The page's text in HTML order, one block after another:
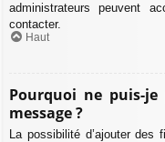
administrateurs peuvent
contacter.
Haut
Pourquoi ne puis-
message ?
La possibilité d’ajouter